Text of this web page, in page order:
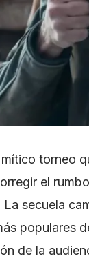
torneo
el
secuela
populares
de la